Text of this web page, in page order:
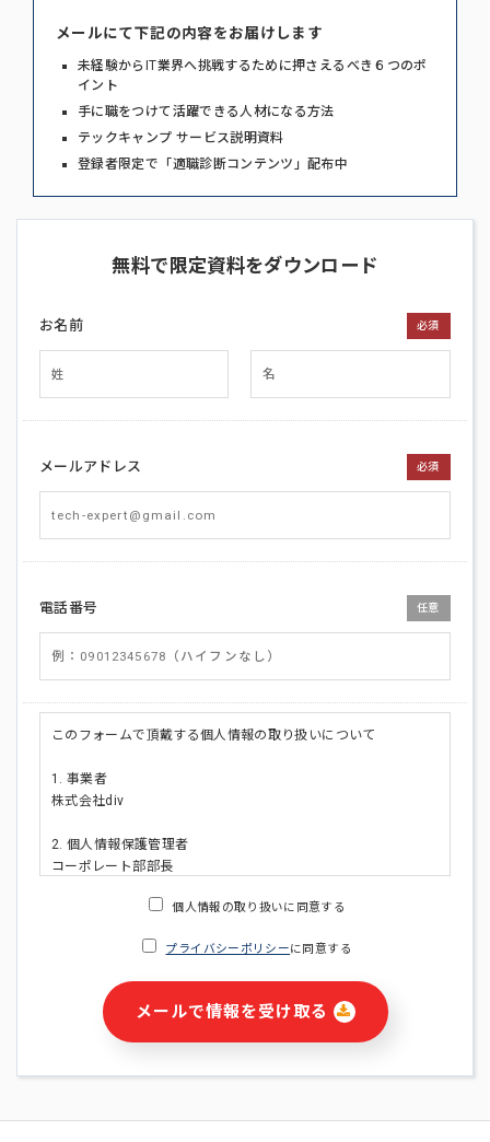
メールにて下記の内容をお届けします
未経験からIT業界へ挑戦するために押さえるべき６つのポ
イント
手に職をつけて活躍できる人材になる方法
テックキャンプ サービス説明資料
登録者限定で「適職診断コンテンツ」配布中
無料で限定資料をダウンロード
お名前 必須
メールアドレス 必須
電話番号 任意
このフォームで頂戴する個人情報の取り扱いについて
1. 事業者
株式会社div
2. 個人情報保護管理者
コーポレート部部長
・ご請求された資料の送付のため
・本サービス及び本サービスに関連する情報(当社及び第三者の
サービス又は商品等の広告配信・宣伝を含みますが、それらに
個人情報の取り扱いに同意する
プライバシーポリシーに同意する
メールで情報を受け取る